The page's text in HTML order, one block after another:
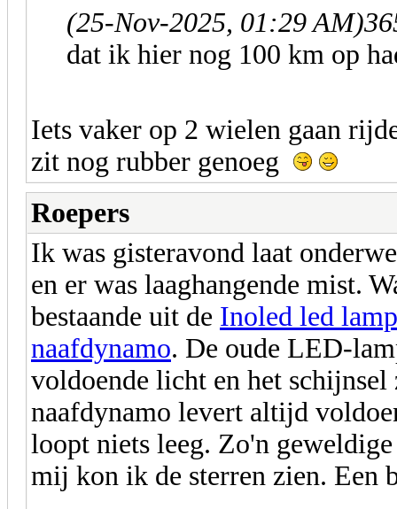
(25-Nov-2025, 01:29 AM)
dat ik hier nog 100 km op
Iets vaker op 2 wielen gaan
zit nog rubber genoeg
Roepers
Ik was gisteravond laat
en er was laaghangende mist.
bestaande uit de Inoled led
naafdynamo. De oude LED-
voldoende licht en het
naafdynamo levert altijd
loopt niets leeg. Zo'n
mij kon ik de sterren zien. Een